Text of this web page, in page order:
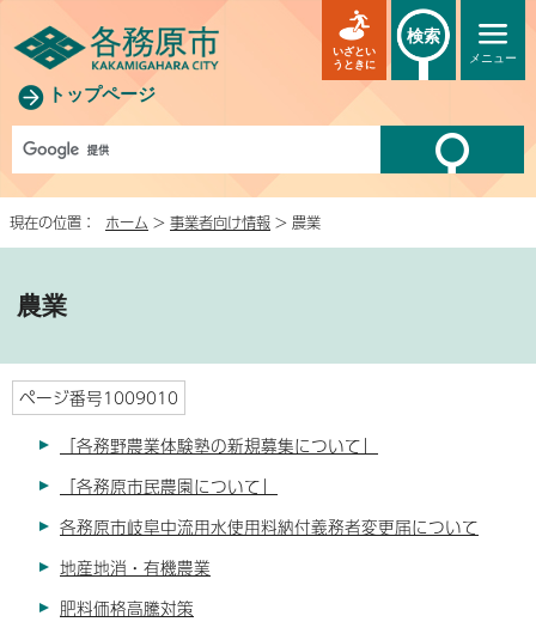
トップページ
メニュー
いざとい
うときに
検索
現在の位置： ホーム > 事業者向け情報 > 農業
農業
ページ番号1009010
「各務野農業体験塾の新規募集について」
「各務原市民農園について」
各務原市岐阜中流用水使用料納付義務者変更届について
地産地消・有機農業
肥料価格高騰対策